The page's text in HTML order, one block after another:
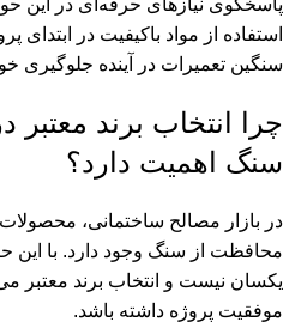
استفاده از مواد باکیفیت در ابتدای
سنگین تعمیرات در آینده جلوگیری
چرا انتخاب برند
سنگ اهمیت دارد؟
در بازار مصالح ساختمانی،
محافظت از سنگ وجود دارد. با این
یکسان نیست و انتخاب برند معتبر
موفقیت پروژه داشته باشد.